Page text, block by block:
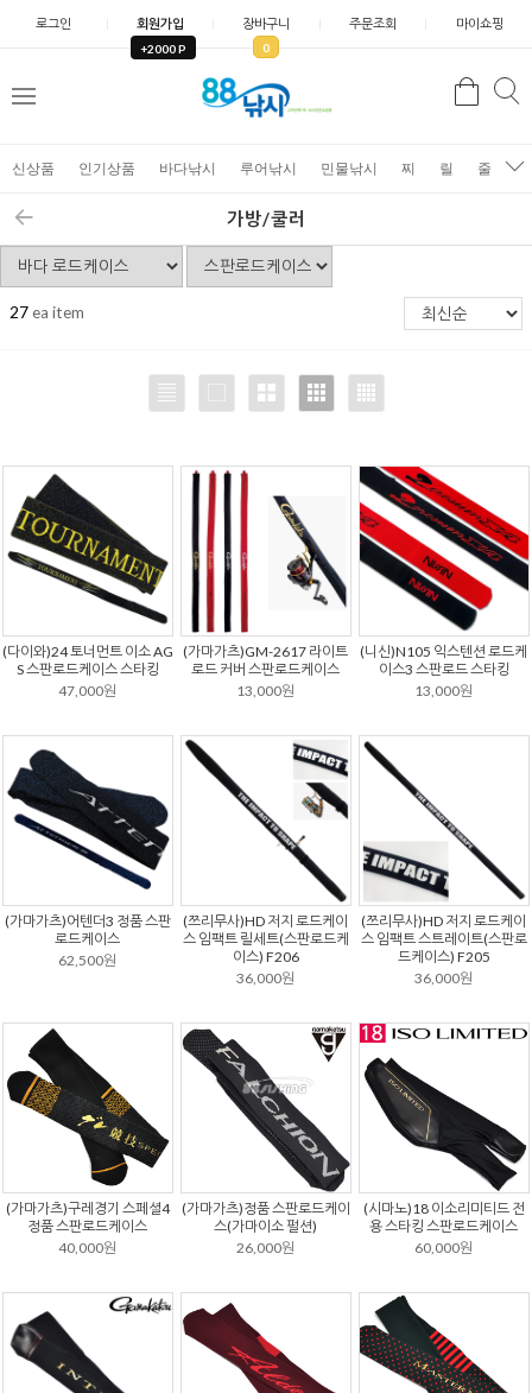
로그인 회원가입
+2000 P
장바구니
0
주문조회 마이쇼핑
검
신상품 인기상품 바다낚시 루어낚시 민물낚시 찌 릴 줄
가방/쿨러
27ea item
(다이와)24 토너먼트 이소 AG
S 스판로드케이스 스타킹
47,000원
(가마가츠)GM-2617 라이트
로드 커버 스판로드케이스
13,000원
(니신)N105 익스텐션 로드케
이스3 스판로드 스타킹
13,000원
(가마가츠)어텐더3 정품 스판
로드케이스
62,500원
(쯔리무사)HD 저지 로드케이
스 임팩트 릴세트(스판로드케
이스) F206
36,000원
(쯔리무사)HD 저지 로드케이
스 임팩트 스트레이트(스판로
드케이스) F205
36,000원
(가마가츠)구레경기 스페셜4
정품 스판로드케이스
40,000원
(가마가츠)정품 스판로드케이
스(가마이소 펄션)
26,000원
(시마노)18 이소리미티드 전
용 스타킹 스판로드케이스
60,000원